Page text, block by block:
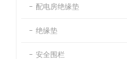
配电房绝缘垫
绝缘垫
安全围栏